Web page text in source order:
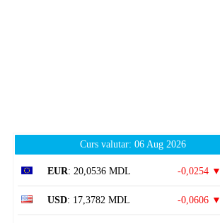
Curs valutar: 06 Aug 2026
EUR: 20,0536 MDL -0,0254 ▼
USD: 17,3782 MDL -0,0606 ▼